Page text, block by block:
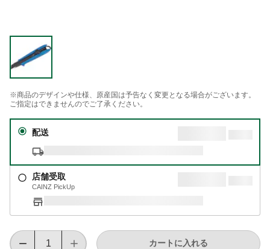
※商品のデザインや仕様、原産国は予告なく変更となる場合がございます。
ご指定はできませんのでご了承ください。
配送
店舗受取
CAINZ PickUp
カートに入れる